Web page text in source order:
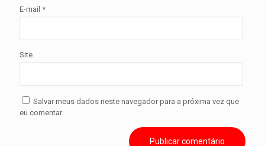
E-mail *
Site
Salvar meus dados neste navegador para a próxima vez que
eu comentar.